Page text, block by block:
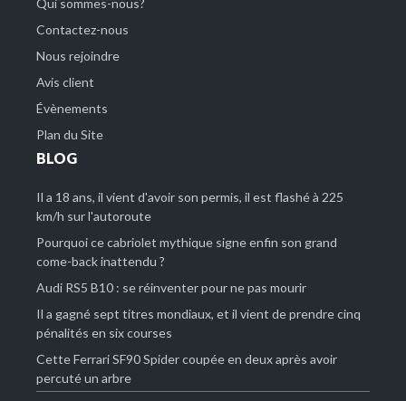
Contactez-nous
Nous rejoindre
Avis client
Évènements
Plan du Site
BLOG
Il a 18 ans, il vient d'avoir son permis, il est flashé à 225
km/h sur l'autoroute
Pourquoi ce cabriolet mythique signe enfin son grand
come-back inattendu ?
Audi RS5 B10 : se réinventer pour ne pas mourir
Il a gagné sept titres mondiaux, et il vient de prendre cinq
pénalités en six courses
Cette Ferrari SF90 Spider coupée en deux après avoir
percuté un arbre